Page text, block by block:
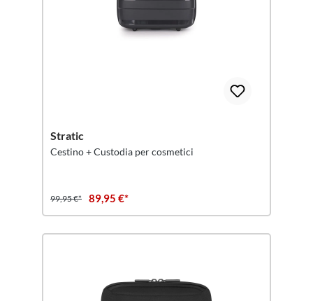
Stratic
Cestino + Custodia per cosmetici
99,95 €* 89,95 €*